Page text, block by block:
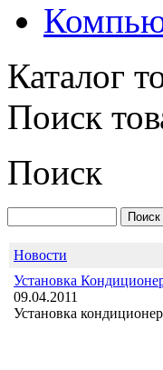
Каталог
Поиск
Поиск
Новости
Установка
09.04.2011
Установка
IDEA ISR-09HR-RN1